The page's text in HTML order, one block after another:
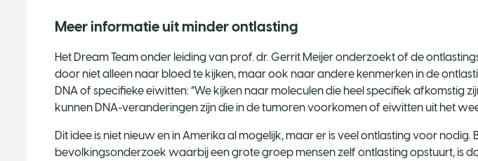
Meer informatie uit minder ontlasting
Het Dream Team onder leiding van prof. dr. Gerrit Meijer onderzoekt of de
door niet alleen naar bloed te kijken, maar ook naar andere kenmerken in de
DNA of specifieke eiwitten: “We kijken naar moleculen die heel specifiek afkomstig
kunnen DNA-veranderingen zijn die in de tumoren voorkomen of eiwitten uit het
Dit idee is niet nieuw en in Amerika al mogelijk, maar er is veel ontlasting voor nodig.
bevolkingsonderzoek waarbij een grote groep mensen zelf ontlasting opstuurt, is